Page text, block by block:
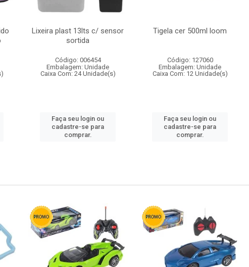
Lixeira plast 13lts c/ sensor
sortida
Código: 006454
Embalagem: Unidade
Caixa Com: 24 Unidade(s)
Faça seu login ou
cadastre-se para
comprar.
Tigela cer 500ml loom
Código: 127060
Embalagem: Unidade
Caixa Com: 12 Unidade(s)
Faça seu login ou
cadastre-se para
comprar.